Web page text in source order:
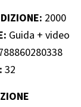
2000
Guida + video
32